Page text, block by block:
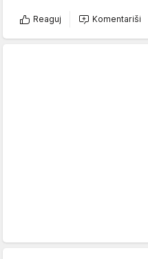
Reaguj Komentariši